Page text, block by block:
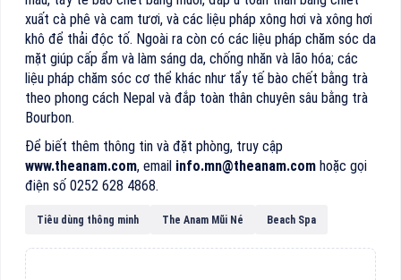
xuất cà phê và cam tươi, và các liệu pháp xông hơi và xông hơi
khô để thải độc tố. Ngoài ra còn có các liệu pháp chăm sóc da
mặt giúp cấp ẩm và làm sáng da, chống nhăn và lão hóa; các
liệu pháp chăm sóc cơ thể khác như tẩy tế bào chết bằng trà
theo phong cách Nepal và đắp toàn thân chuyên sâu bằng trà
Bourbon.
Để biết thêm thông tin và đặt phòng, truy cập
www.theanam.com, email info.mn@theanam.com hoặc gọi
điện số 0252 628 4868.
Tiêu dùng thông minh The Anam Mũi Né Beach Spa